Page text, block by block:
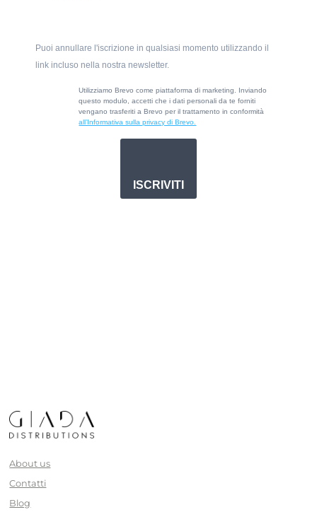
Puoi annullare l'iscrizione in qualsiasi momento utilizzando il
link incluso nella nostra newsletter.
Utilizziamo Brevo come piattaforma di marketing. Inviando
questo modulo, accetti che i dati personali da te forniti
vengano trasferiti a Brevo per il trattamento in conformità
all’Informativa sulla privacy di Brevo.
ISCRIVITI
About us
Contatti
Blog